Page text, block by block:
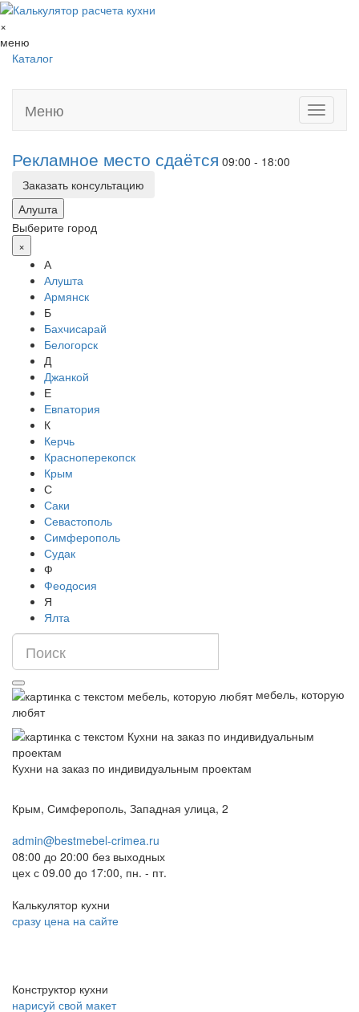
×
меню
Каталог
Toggle
Меню
Рекламное место сдаётся 09:00 - 18:00
Заказать консультацию
Алушта
Выберите город
×
А
Алушта
Армянск
Б
Бахчисарай
Белогорск
Д
Джанкой
Е
Евпатория
К
Керчь
Красноперекопск
Крым
С
Саки
Севастополь
Симферополь
Судак
Ф
Феодосия
Я
Ялта
мебель, которую
любят
Кухни на заказ по индивидуальным проектам
Крым, Симферополь, Западная улица, 2
admin@bestmebel-crimea.ru
08:00 до 20:00 без выходных
цех с 09.00 до 17:00, пн. - пт.
Калькулятор кухни
сразу цена на сайте
Конструктор кухни
нарисуй свой макет